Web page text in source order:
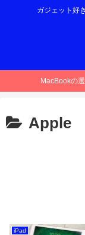
ガジェット好
MacBookの
Apple
iPad